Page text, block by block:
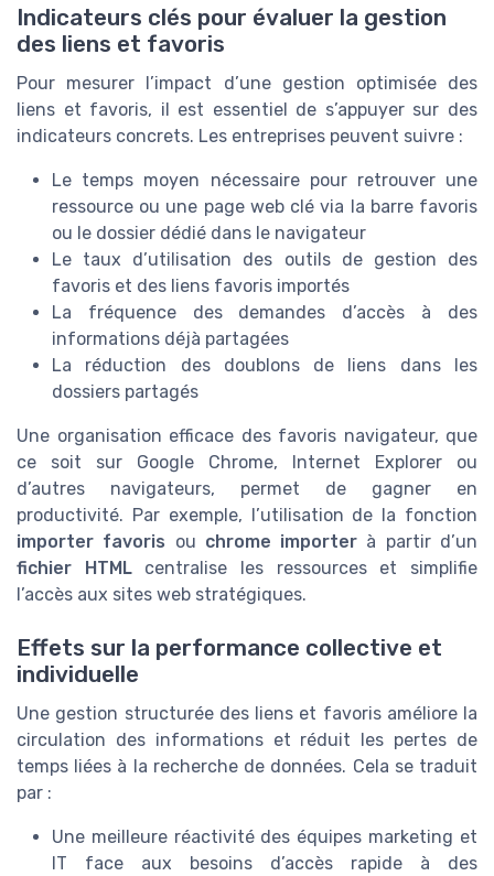
Indicateurs clés pour évaluer la gestion
des liens et favoris
Pour mesurer l’impact d’une gestion optimisée des
liens et favoris, il est essentiel de s’appuyer sur des
indicateurs concrets. Les entreprises peuvent suivre :
Le temps moyen nécessaire pour retrouver une
ressource ou une page web clé via la barre favoris
ou le dossier dédié dans le navigateur
Le taux d’utilisation des outils de gestion des
favoris et des liens favoris importés
La fréquence des demandes d’accès à des
informations déjà partagées
La réduction des doublons de liens dans les
dossiers partagés
Une organisation efficace des favoris navigateur, que
ce soit sur Google Chrome, Internet Explorer ou
d’autres navigateurs, permet de gagner en
productivité. Par exemple, l’utilisation de la fonction
importer favoris ou chrome importer à partir d’un
fichier HTMLcentralise les ressources et simplifie
l’accès aux sites web stratégiques.
Effets sur la performance collective et
individuelle
Une gestion structurée des liens et favoris améliore la
circulation des informations et réduit les pertes de
temps liées à la recherche de données. Cela se traduit
par :
Une meilleure réactivité des équipes marketing et
IT face aux besoins d’accès rapide à des